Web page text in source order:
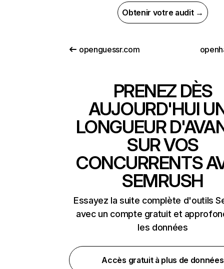
Obtenir votre audit →
openguessr.com
PRENEZ DÈS
AUJOURD'HUI
LONGUEUR
SUR VOS
CONCURRENTS
SEMRUSH
Essayez la suite complète d'outils
avec un compte gratuit et
les données
Accès gratuit à plus de données